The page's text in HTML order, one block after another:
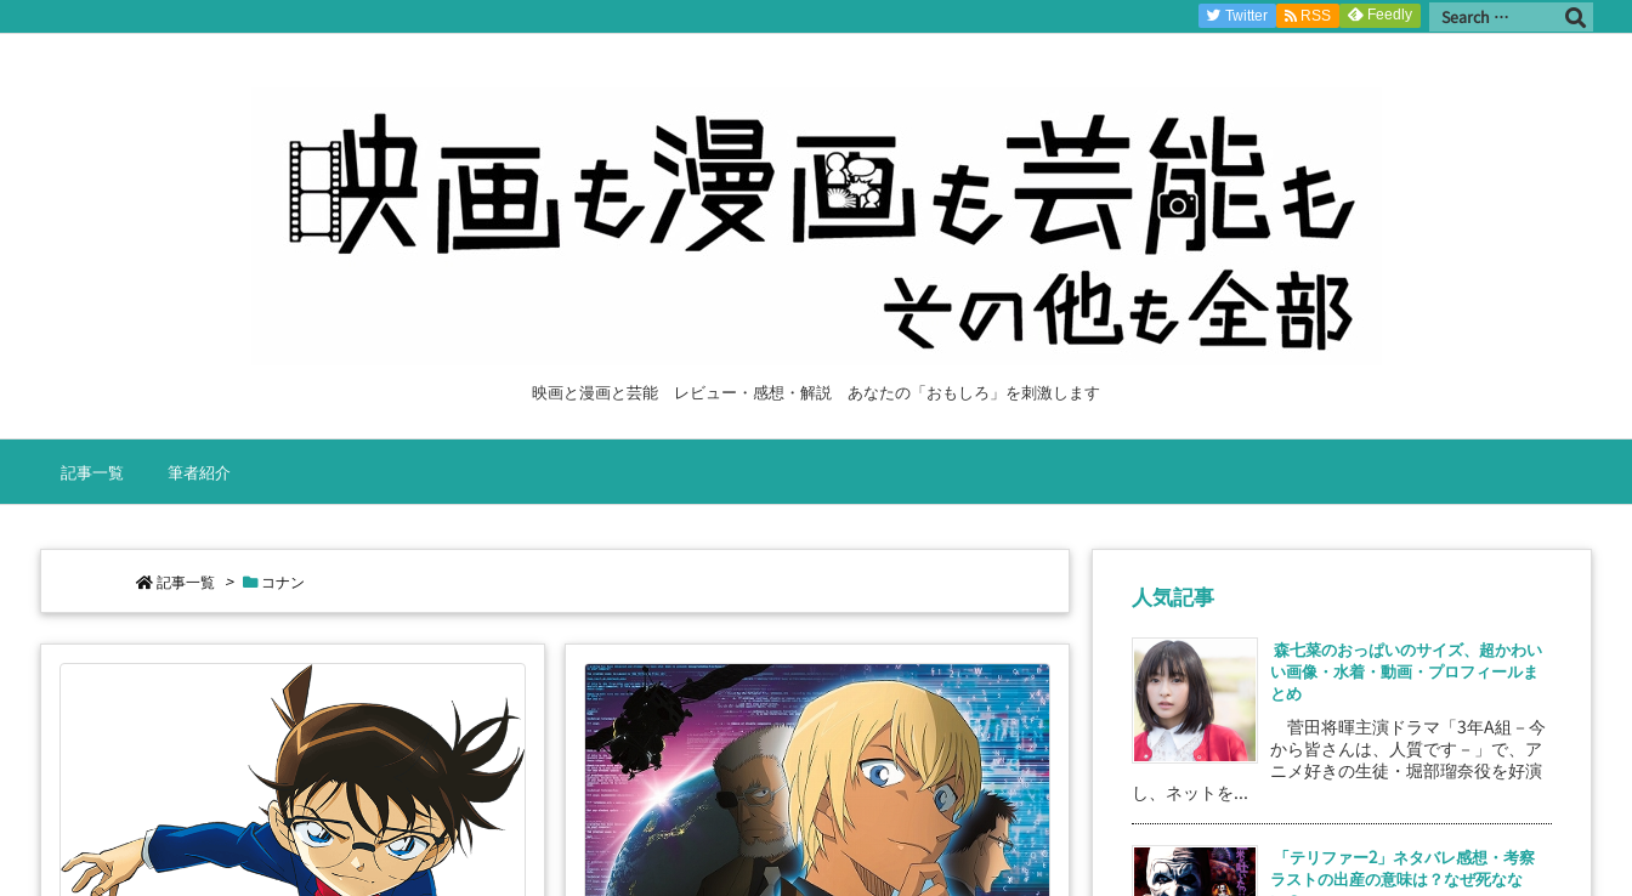
映画と漫画と芸能 レビュー・感想・解説 あなたの「おもしろ」を刺激します
記事一覧 筆者紹介
Twitter RSS Feedly
記事一覧 > コナン 人気記事
森七菜のおっぱいのサイズ、超かわい
い画像・水着・動画・プロフィールま
とめ
菅田将暉主演ドラマ「3年A組－今
から皆さんは、人質です－」で、ア
ニメ好きの生徒・堀部瑠奈役を好演
し、ネットを...
「テリファー2」ネタバレ感想・考察
ラストの出産の意味は？なぜ死なな